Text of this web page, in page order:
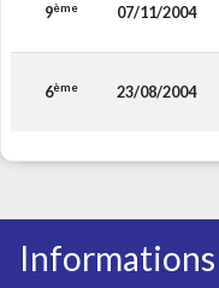
9ème 07/11/2004
6ème 23/08/2004
Informations